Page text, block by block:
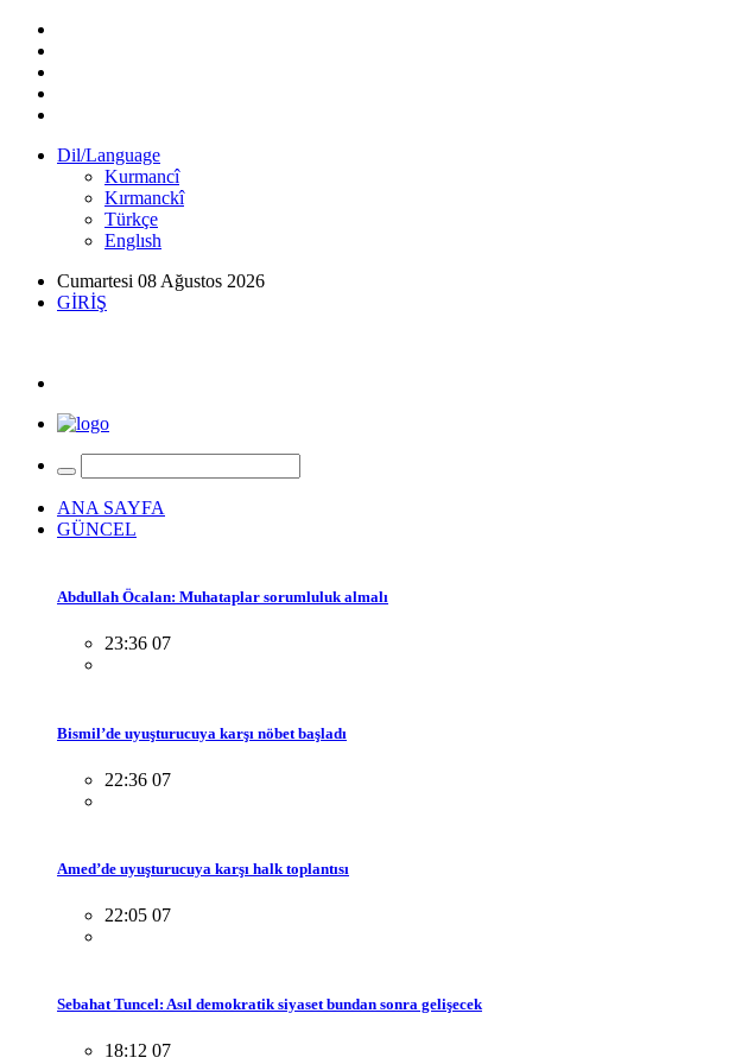
Dil/Language
Kurmancî
Kırmanckî
Türkçe
Englısh
Cumartesi 08 Ağustos 2026
GİRİŞ
ANA SAYFA
GÜNCEL
Abdullah Öcalan: Muhataplar sorumluluk almalı
23:36 07
Bismil’de uyuşturucuya karşı nöbet başladı
22:36 07
Amed’de uyuşturucuya karşı halk toplantısı
22:05 07
Sebahat Tuncel: Asıl demokratik siyaset bundan sonra gelişecek
18:12 07